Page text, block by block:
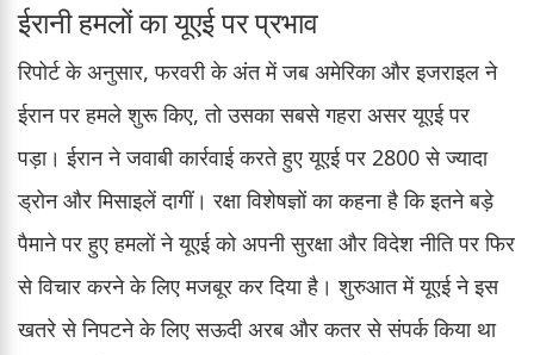
ईरानी हमलों का यूएई पर प्रभाव
रिपोर्ट के अनुसार, फरवरी के अंत में जब अमेरिका और इजराइल ने
ईरान पर हमले शुरू किए, तो उसका सबसे गहरा असर यूएई पर
पड़ा। ईरान ने जवाबी कार्रवाई करते हुए यूएई पर 2800 से ज्यादा
ड्रोन और मिसाइलें दागीं। रक्षा विशेषज्ञों का कहना है कि इतने बड़े
पैमाने पर हुए हमलों ने यूएई को अपनी सुरक्षा और विदेश नीति पर फिर
से विचार करने के लिए मजबूर कर दिया है। शुरुआत में यूएई ने इस
खतरे से निपटने के लिए सऊदी अरब और कतर से संपर्क किया था